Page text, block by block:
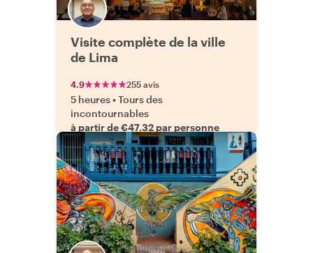
Visite complète de la ville
de Lima
4.9 255 avis
5 heures•Tours des
incontournables
à partir de €47.32 par personne